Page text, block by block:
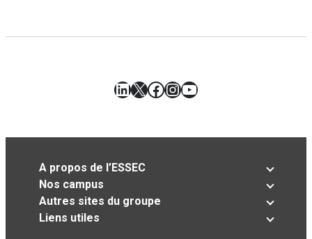
LinkedIn
X Facebook
Instagram
YouTube
A propos de l’ESSEC
Nos campus
Autres sites du groupe
Liens utiles